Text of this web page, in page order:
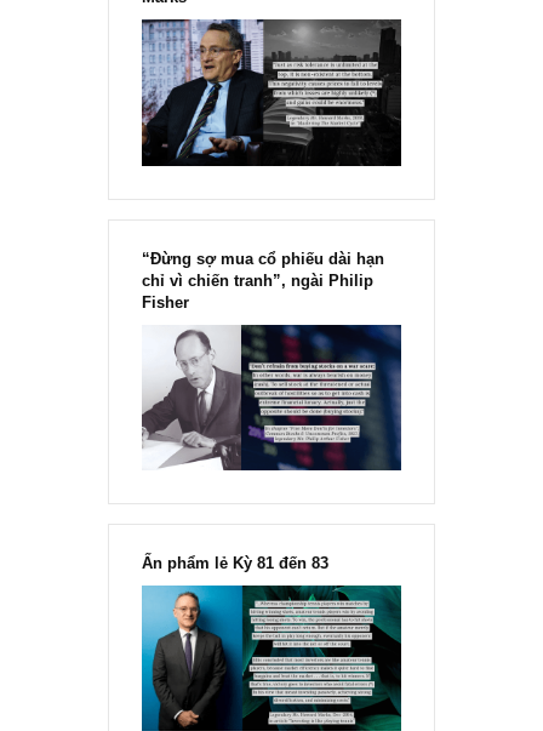
[Ấn phẩm kỳ 82], 36/36 trang,
chính thức phát hành!!
Chu kỳ trong thái độ của đám